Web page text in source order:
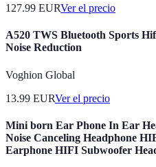
127.99 EURVer el precio
A520 TWS Bluetooth Sports
Noise Reduction
Voghion Global
13.99 EURVer el precio
Mini born Ear Phone In Ear
Noise Canceling Headphone
Earphone HIFI Subwoofer